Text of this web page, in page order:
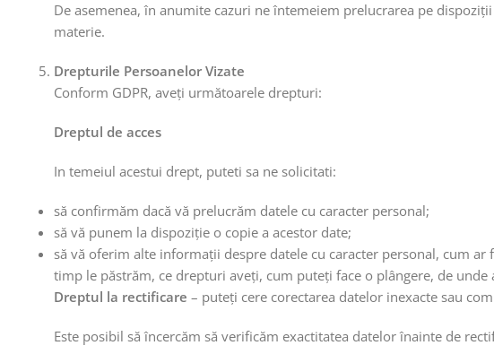
De asemenea, în anumite cazuri ne întemeiem prelucrarea pe
materie.
Drepturile Persoanelor Vizate
Conform GDPR, aveți următoarele drepturi:
Dreptul de acces
In temeiul acestui drept, puteti sa ne solicitati:
să confirmăm dacă vă prelucrăm datele cu caracter personal;
să vă punem la dispoziție o copie a acestor date;
să vă oferim alte informații despre datele cu caracter personal, cum
timp le păstrăm, ce drepturi aveți, cum puteți face o plângere, de
Dreptul la rectificare – puteți cere corectarea datelor inexacte sau
Este posibil să încercăm să verificăm exactitatea datelor înainte de